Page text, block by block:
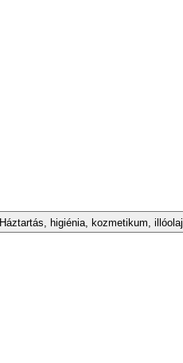
Háztartás, higiénia, kozmetikum, illóolaj